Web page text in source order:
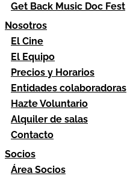
Get Back Music Doc Fest
Nosotros
El Cine
El Equipo
Precios y Horarios
Entidades colaboradoras
Hazte Voluntario
Alquiler de salas
Contacto
Socios
Área Socios